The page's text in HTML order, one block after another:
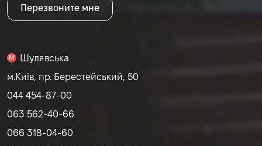
Перезвоните мне
M
Шулявська
м.Київ, пр. Берестейський, 50
044 454-87-00
063 562-40-66
066 318-04-60